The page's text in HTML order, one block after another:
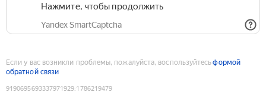
Нажмите, чтобы продолжить
Yandex SmartCaptcha
Если у вас возникли проблемы, пожалуйста, воспользуйтесьформой
обратной связи
9190695693337971929:1786219479